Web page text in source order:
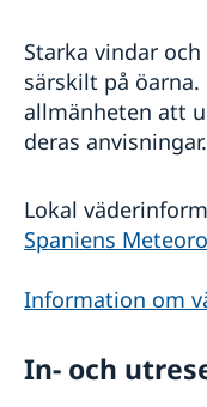
Starka vindar
särskilt på
allmänheten att
deras anvisningar.
Lokal
Spaniens
Information om
In- och